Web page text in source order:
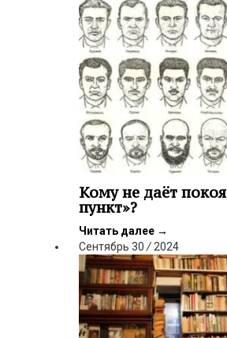
Кому не даёт
пункт»?
Читать далее →
Сентябрь 30/2024